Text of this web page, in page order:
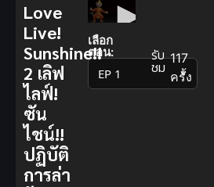
เลือก
ตอน:
▼
รับ
ชม 117
ครั้ง
Love
Live!
Sunshine!!
2 เลิฟ
ไลฟ์!
ซัน
ไชน์!!
ปฏิบัติ
การล่า